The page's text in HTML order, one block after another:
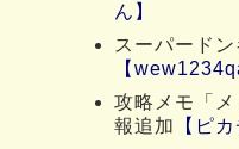
ん】
スーパードン
【
攻略メモ「
報追加
【ピ